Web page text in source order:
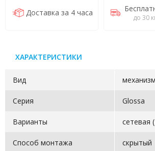
Доставка за 4 часа
до 30
ХАРАКТЕРИСТИКИ
Вид
Серия Glossa
Варианты сетевая
Способ монтажа скрытый